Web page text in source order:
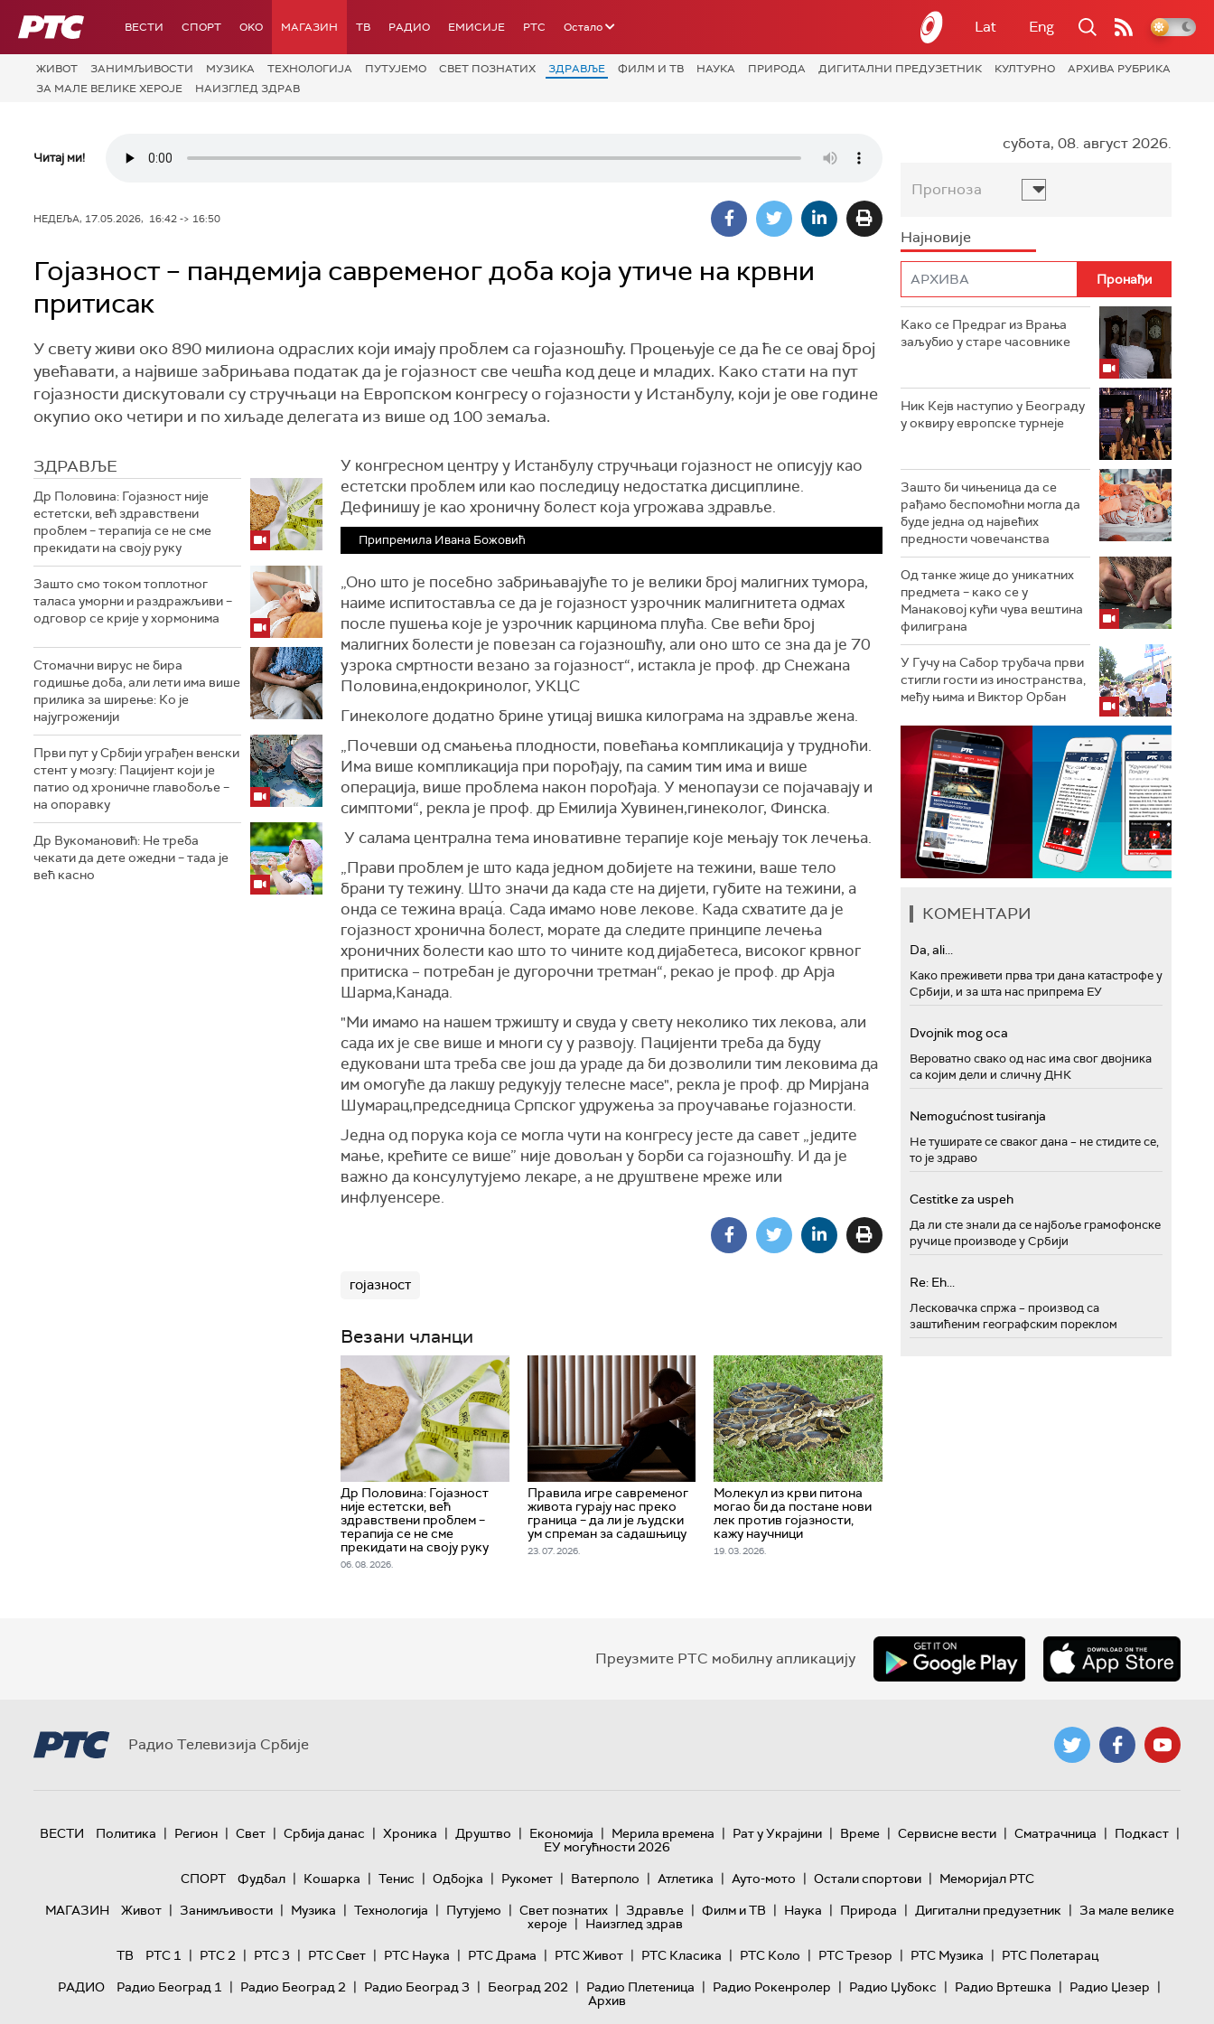
РТС ВЕСТИ СПОРТ OKO МАГАЗИН ТВ РАДИО ЕМИСИЈЕ РТС Остало Lat Eng
ЖИВОТ ЗАНИМЉИВОСТИ МУЗИКА ТЕХНОЛОГИЈA ПУТУЈЕМО СВЕТ ПОЗНАТИХ ЗДРАВЉЕ ФИЛМ И ТВ НАУКА ПРИРОДА ДИГИТАЛНИ ПРЕДУЗЕТНИК КУЛТУРНО
АРХИВА РУБРИКА
ЗА МАЛЕ ВЕЛИКЕ ХЕРОЈЕ
НАИЗГЛЕД ЗДРАВ
Читај ми!
НЕДЕЉА, 17.05.2026, 16:42 -> 16:50
Гојазност – пандемија савременог доба која утиче на крвни
притисак
У свету живи око 890 милиона одраслих који имају проблем са гојазношћу. Процењује се да ће се овај број
увећавати, а највише забрињава податак да је гојазност све чешћа код деце и младих. Како стати на пут
гојазности дискутовали су стручњаци на Европском конгресу о гојазности у Истанбулу, који је ове године
окупио око четири и по хиљаде делегата из више од 100 земаља.
ЗДРАВЉЕ
Др Половина: Гојазност није
естетски, већ здравствени
проблем – терапија се не сме
прекидати на своју руку
Зашто смо током топлотног
таласа уморни и раздражљиви –
одговор се крије у хормонима
Стомачни вирус не бира
годишње доба, али лети има више
прилика за ширење: Ко је
најугроженији
Први пут у Србији уграђен венски
стент у мозгу: Пацијент који је
патио од хроничне главобоље –
на опоравку
Др Вукомановић: Не треба
чекати да дете ожедни – тада је
већ касно
У конгресном центру у Истанбулу стручњаци гојазност не описују као
естетски проблем или као последицу недостатка дисциплине.
Дефинишу је као хроничну болест која угрожава здравље.
Припремила Ивана Божовић
„Оно што је посебно забрињавајуће то је велики број малигних тумора,
наиме испитоставља се да је гојазност узрочник малигнитета одмах
после пушења које је узрочник карцинома плућа. Све већи број
малигних болести је повезан са гојазношћу, али оно што се зна да је 70
узрока смртности везано за гојазност“, истакла је проф. др Снежана
Половина,ендокринолог, УКЦС
Гинекологе додатно брине утицај вишка килограма на здравље жена.
„Почевши од смањења плодности, повећања компликација у трудноћи.
Има више компликација при порођају, па самим тим има и више
операција, више проблема након порођаја. У менопаузи се појачавају и
симптоми“, рекла је проф. др Емилија Хувинен,гинеколог, Финска.
У салама централна тема иновативне терапије које мењају ток лечења.
„Прави проблем је што када једном добијете на тежини, ваше тело
брани ту тежину. Што значи да када сте на дијети, губите на тежини, а
онда се тежина врац́а. Сада имамо нове лекове. Када схватите да је
гојазност хронична болест, морате да следите принципе лечења
хроничних болести као што то чините код дијабетеса, високог крвног
притиска – потребан је дугорочни третман“, рекао је проф. др Арја
Шарма,Канада.
"Ми имамо на нашем тржишту и свуда у свету неколико тих лекова, али
сада их је све више и многи су у развоју. Пацијенти треба да буду
едуковани шта треба све још да ураде да би дозволили тим лековима да
им омогуће да лакшу редукују телесне масе", рекла је проф. др Мирјана
Шумарац,председница Српског удружења за проучавање гојазности.
Једна од порука која се могла чути на конгресу јесте да савет „једите
мање, крећите се више” није довољан у борби са гојазношћу. И да је
важно да консулутујемо лекаре, а не друштвене мреже или
инфлуенсере.
гојазност
Везани чланци
Др Половина: Гојазност
није естетски, већ
здравствени проблем –
терапија се не сме
прекидати на своју руку
06. 08. 2026.
Правила игре савременог
живота гурају нас преко
граница – да ли је људски
ум спреман за садашњицу
23. 07. 2026.
Молекул из крви питона
могао би да постане нови
лек против гојазности,
кажу научници
19. 03. 2026.
субота, 08. август 2026.
Прогноза
Најновије
Како се Предраг из Врања
заљубио у старе часовнике
Ник Кејв наступио у Београду
у оквиру европске турнеје
Зашто би чињеница да се
рађамо беспомоћни могла да
буде једна од највећих
предности човечанства
Од танке жице до уникатних
предмета – како се у
Манаковој кући чува вештина
филиграна
У Гучу на Сабор трубача први
стигли гости из иностранства,
међу њима и Виктор Орбан
КОМЕНТАРИ
Da, ali...
Како преживети прва три дана катастрофе у
Србији, и за шта нас припрема ЕУ
Dvojnik mog oca
Вероватно свако од нас има свог двојника
са којим дели и сличну ДНК
Nemogućnost tusiranja
Не туширате се сваког дана – не стидите се,
то је здраво
Cestitke za uspeh
Да ли сте знали да се најбоље грамофонске
ручице производе у Србији
Re: Eh...
Лесковачка спржа – производ са
заштићеним географским пореклом
Преузмите РТС мобилну апликацију
Радио Телевизија Србије
ВЕСТИ Политика | Регион | Свет | Србија данас | Хроника | Друштво | Економија | Мерила времена | Рат у Украјини | Време | Сервисне вести | Сматрачница | Подкаст |
ЕУ могућности 2026
СПОРТ
Фудбал | Кошарка | Тенис | Одбојка | Рукомет | Ватерполо | Атлетика | Ауто-мото | Остали спортови | Меморијал РТС
МАГАЗИН
Живот | Занимљивости | Музика | Технологијa | Путујемо | Свет познатих | Здравље | Филм и ТВ | Наука | Природа | Дигитални предузетник | За мале велике
хероје | Наизглед здрав
ТВ
РТС 1 | РТС 2 | РТС 3 | РТС Свет | РТС Наука | РТС Драма | РТС Живот | РТС Класика | РТС Коло | РТС Трезор | РТС Музика | РТС Полетарац
РАДИО
Радио Београд 1 | Радио Београд 2 | Радио Београд 3 | Београд 202 | Радио Плетеница | Радио Рокенролер | Радио Џубокс | Радио Вртешка | Радио Џезер |
Архив